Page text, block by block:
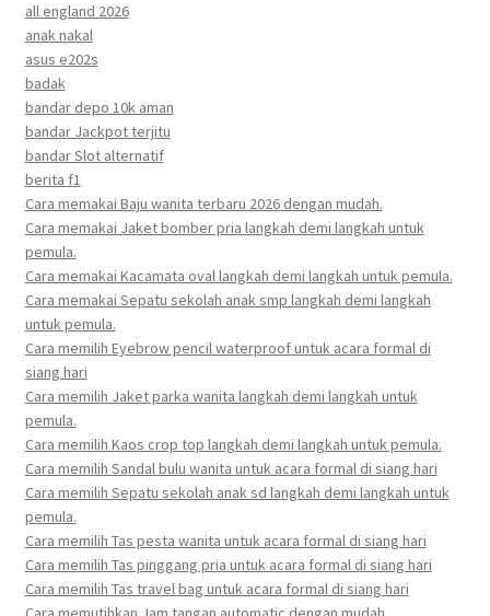
all england 2026
anak nakal
asus e202s
badak
bandar depo 10k aman
bandar Jackpot terjitu
bandar Slot alternatif
berita f1
Cara memakai Baju wanita terbaru 2026 dengan mudah.
Cara memakai Jaket bomber pria langkah demi langkah untuk
pemula.
Cara memakai Kacamata oval langkah demi langkah untuk pemula.
Cara memakai Sepatu sekolah anak smp langkah demi langkah
untuk pemula.
Cara memilih Eyebrow pencil waterproof untuk acara formal di
siang hari
Cara memilih Jaket parka wanita langkah demi langkah untuk
pemula.
Cara memilih Kaos crop top langkah demi langkah untuk pemula.
Cara memilih Sandal bulu wanita untuk acara formal di siang hari
Cara memilih Sepatu sekolah anak sd langkah demi langkah untuk
pemula.
Cara memilih Tas pesta wanita untuk acara formal di siang hari
Cara memilih Tas pinggang pria untuk acara formal di siang hari
Cara memilih Tas travel bag untuk acara formal di siang hari